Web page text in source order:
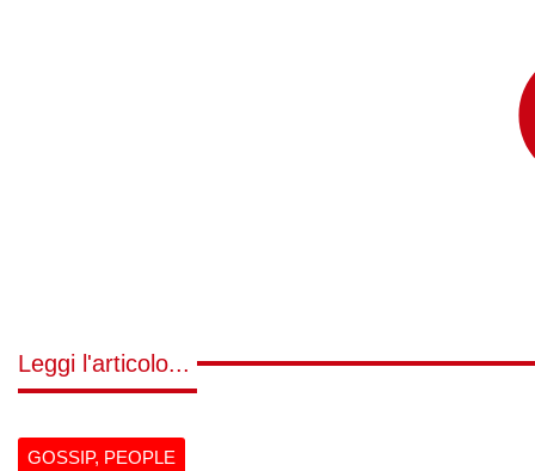
Leggi l'articolo...
GOSSIP, PEOPLE